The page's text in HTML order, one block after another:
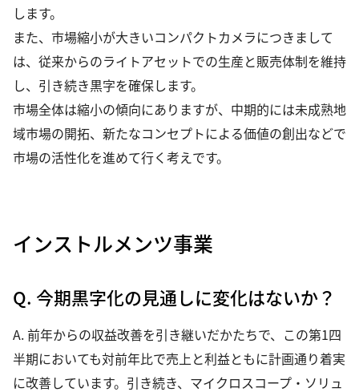
します。
また、市場縮小が大きいコンパクトカメラにつきまして
は、従来からのライトアセットでの生産と販売体制を維持
し、引き続き黒字を確保します。
市場全体は縮小の傾向にありますが、中期的には未成熟地
域市場の開拓、新たなコンセプトによる価値の創出などで
市場の活性化を進めて行く考えです。
インストルメンツ事業
Q. 今期黒字化の見通しに変化はないか？
A. 前年からの収益改善を引き継いだかたちで、この第1四
半期においても対前年比で売上と利益ともに計画通り着実
に改善しています。引き続き、マイクロスコープ・ソリュ